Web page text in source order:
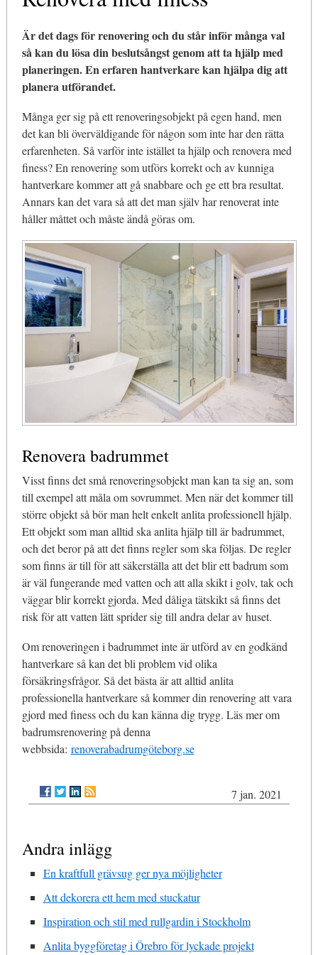
Är det dags för renovering och du står inför många val
så kan du lösa din beslutsångst genom att ta hjälp med
planeringen. En erfaren hantverkare kan hjälpa dig att
planera utförandet.
Många ger sig på ett renoveringsobjekt på egen hand, men
det kan bli överväldigande för någon som inte har den rätta
erfarenheten. Så varför inte istället ta hjälp och renovera med
finess? En renovering som utförs korrekt och av kunniga
hantverkare kommer att gå snabbare och ge ett bra resultat.
Annars kan det vara så att det man själv har renoverat inte
håller måttet och måste ändå göras om.
Renovera badrummet
Visst finns det små renoveringsobjekt man kan ta sig an, som
till exempel att måla om sovrummet. Men när det kommer till
större objekt så bör man helt enkelt anlita professionell hjälp.
Ett objekt som man alltid ska anlita hjälp till är badrummet,
och det beror på att det finns regler som ska följas. De regler
som finns är till för att säkerställa att det blir ett badrum som
är väl fungerande med vatten och att alla skikt i golv, tak och
väggar blir korrekt gjorda. Med dåliga tätskikt så finns det
risk för att vatten lätt sprider sig till andra delar av huset.
Om renoveringen i badrummet inte är utförd av en godkänd
hantverkare så kan det bli problem vid olika
försäkringsfrågor. Så det bästa är att alltid anlita
professionella hantverkare så kommer din renovering att vara
gjord med finess och du kan känna dig trygg. Läs mer om
badrumsrenovering på denna
webbsida: renoverabadrumgöteborg.se
7 jan. 2021
Andra inlägg
En kraftfull grävsug ger nya möjligheter
Att dekorera ett hem med stuckatur
Inspiration och stil med rullgardin i Stockholm
Anlita byggföretag i Örebro för lyckade projekt